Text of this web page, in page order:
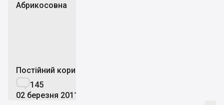
Абрикосовна
Постійний користувач
145
02 березня 2011